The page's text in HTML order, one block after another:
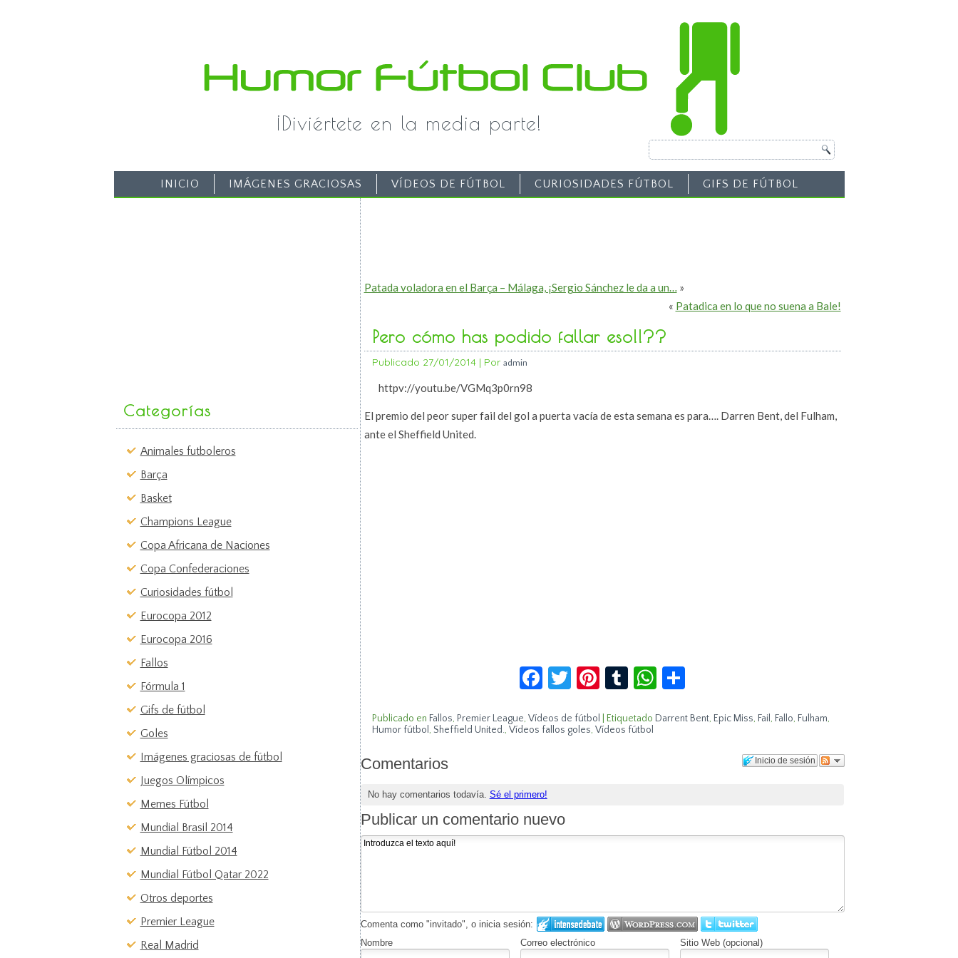
¡Diviértete en la media parte!
INICIO IMÁGENES GRACIOSAS VÍDEOS DE FÚTBOL CURIOSIDADES FÚTBOL GIFS DE FÚTBOL
Categorías
Animales futboleros
Barça
Basket
Champions League
Copa Africana de Naciones
Copa Confederaciones
Curiosidades fútbol
Eurocopa 2012
Eurocopa 2016
Fallos
Fórmula 1
Gifs de fútbol
Goles
Imágenes graciosas de fútbol
Juegos Olímpicos
Memes Fútbol
Mundial Brasil 2014
Mundial Fútbol 2014
Mundial Fútbol Qatar 2022
Otros deportes
Premier League
Real Madrid
Patada voladora en el Barça – Málaga, ¡Sergio Sánchez le da a un… »
« Patadica en lo que no suena a Bale!
Pero cómo has podido fallar eso!!??
Publicado 27/01/2014| Por admin
httpv://youtu.be/VGMq3p0rn98
El premio del peor super fail del gol a puerta vacía de esta semana es para…. Darren Bent, del Fulham,
ante el Sheffield United.
Facebook
Twitter
Pinterest
TumblrWhatsApp
Publicado en Fallos, Premier League, Vídeos de fútbol Etiquetado Darrent Bent, Epic Miss, Fail , Fallo, Fulham,
Humor fútbol , Sheffield United., Vídeos fallos goles, Vídeos fútbol
Inicio de sesión
Comentarios
No hay comentarios todavía. Sé el primero!
Publicar un comentario nuevo
Comenta como "invitado", o inicia sesión:
Nombre
Correo electrónico Sitio Web (opcional)